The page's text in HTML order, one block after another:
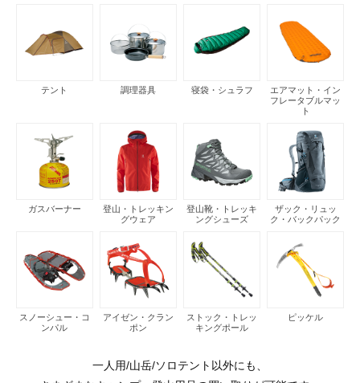
テント 調理器具 寝袋・シュラフ
エアマット・イン
フレータブルマッ
ト
ガスバーナー
登山・トレッキン
グウェア
登山靴・トレッキ
ングシューズ
ザック・リュッ
ク・バックパック
スノーシュー・コ
ンパル
アイゼン・クラン
ポン
ストック・トレッ
キングポール
ピッケル
一人用/山岳/ソロテント以外にも、